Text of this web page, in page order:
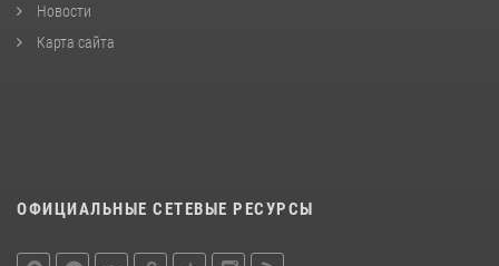
Новости
Карта сайта
ОФИЦИАЛЬНЫЕ СЕТЕВЫЕ РЕСУРСЫ